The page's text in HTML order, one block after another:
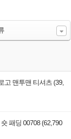
고 맨투맨 티셔츠 (39,
패딩 00708 (62,790